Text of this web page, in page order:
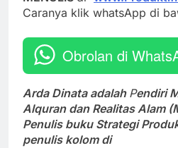
Caranya klik whatsApp di
Obrolan di
Arda Dinata adalah Pendiri
Alquran dan Realitas Alam
Penulis buku Strategi
penulis kolom di